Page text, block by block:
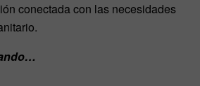
conectada con las necesidades